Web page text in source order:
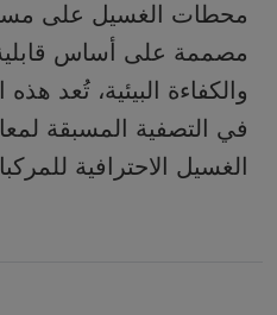
محطات الغسيل على
مصممة على أساس قابلية
والكفاءة البيئية، تُعد هذه
في التصفية المسبقة
الغسيل الاحترافية